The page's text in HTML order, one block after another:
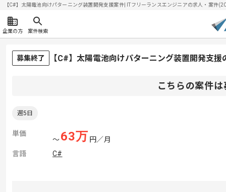
【C#】太陽電池向けパターニング装置開発支援案件| ITフリーランスエンジニアの求人・案件
企業の方 案件検索
募集終了 【C#】太陽電池向けパターニング装置開発支
こちらの案件
週5日
単価
〜63万 円／月
言語
C#